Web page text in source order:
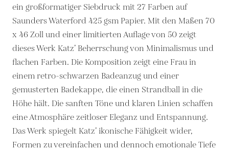
ein großformatiger Siebdruck mit 27 Farben auf
Saunders Waterford 425 gsm Papier. Mit den Maßen 70
x 46 Zoll und einer limitierten Auflage von 50 zeigt
dieses Werk Katz’ Beherrschung von Minimalismus und
flachen Farben. Die Komposition zeigt eine Frau in
einem retro-schwarzen Badeanzug und einer
gemusterten Badekappe, die einen Strandball in die
Höhe hält. Die sanften Töne und klaren Linien schaffen
eine Atmosphäre zeitloser Eleganz und Entspannung.
Das Werk spiegelt Katz’ ikonische Fähigkeit wider,
Formen zu vereinfachen und dennoch emotionale Tiefe